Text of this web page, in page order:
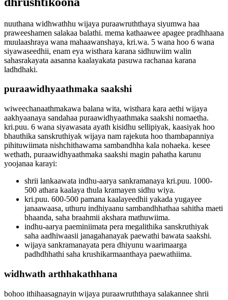
nuuthana widhwathhu wijaya puraawruththaya siyumwa haa
praweeshamen salakaa balathi. mema kathaawee apagee pradhhaana
muulaashraya wana mahaawanshaya, kri.wa. 5 wana hoo 6 wana
siyawaseedhii, enam eya wisthara karana sidhuwiim walin
sahasrakayata aasanna kaalayakata pasuwa rachanaa karana
ladhdhaki.
puraawidhyaathmaka saakshi
wiweechanaathmakawa balana wita, wisthara kara aethi wijaya
aakhyaanaya sandahaa puraawidhyaathmaka saakshi nomaetha.
kri.puu. 6 wana siyawasata ayath kisidhu sellipiyak, kaasiyak hoo
bhauthika sanskruthiyak wijaya nam rajekuta hoo thambapanniya
pihituwiimata nishchithawama sambandhha kala nohaeka. kesee
wethath, puraawidhyaathmaka saakshi magin pahatha karunu
yoojanaa karayi:
shrii lankaawata indhu-aarya sankramanaya kri.puu. 1000-
500 athara kaalaya thula kramayen sidhu wiya.
kri.puu. 600-500 pamana kaalayeedhii yakada yugayee
janaawaasa, uthuru indhiyaanu sambandhhathaa sahitha maeti
bhaanda, saha braahmii akshara mathuwiima.
indhu-aarya paeminiimata pera megalithika sanskruthiyak
saha aadhiwaasii janagahanayak paewathi bawata saakshi.
wijaya sankramanayata pera dhiyunu waarimaarga
padhdhhathi saha krushikarmaanthaya paewathiima.
widhwath arthhakathhana
bohoo ithihaasagnayin wijaya puraawruththaya salakannee shrii